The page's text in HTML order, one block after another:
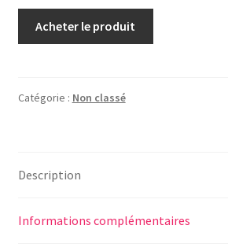
Acheter le produit
Catégorie : Non classé
Description
Informations complémentaires